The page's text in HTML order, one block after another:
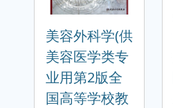
美容外科学(供
美容医学类专
业用第2版全
国高等学校教